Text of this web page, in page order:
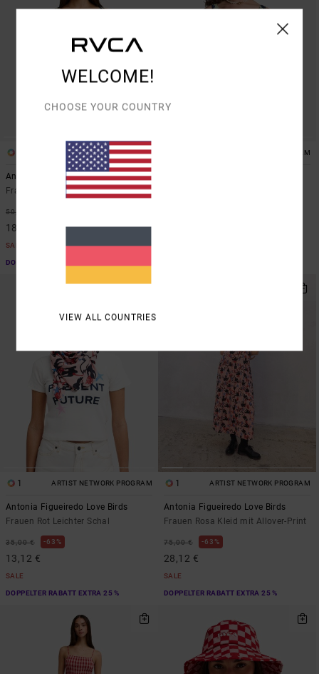
ARTIST NETWORK PROGRAM
Antonia Figueiredo Dive In
Frauen Grün Kurzes Top
50,00 €
18,75 €
SALE
DOPPELTER RABATT EXTRA 25 %
ARTIST NETWORK PROGRAM
1 ARTIST NETWORK PROGRAM
Antonia Figueiredo Love Birds
Frauen Rot Leichter Schal
35,00 € 63%
13,12 €
SALE
DOPPELTER RABATT EXTRA 25 %
1 ARTIST NETWORK PROGRAM
Antonia Figueiredo Love Birds
Frauen Rosa Kleid mit Allover-Print
75,00 € 63%
28,12 €
SALE
DOPPELTER RABATT EXTRA 25 %
WELCOME!
CHOOSE YOUR COUNTRY
VIEW ALL COUNTRIES